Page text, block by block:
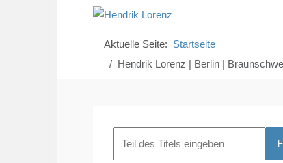
Aktuelle Seite: Startseite
Hendrik Lorenz | Berlin |